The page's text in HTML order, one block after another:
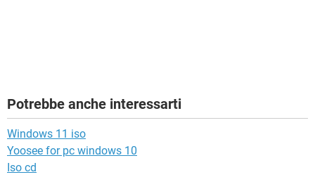
Potrebbe anche interessarti
Windows 11 iso
Yoosee for pc windows 10
Iso cd